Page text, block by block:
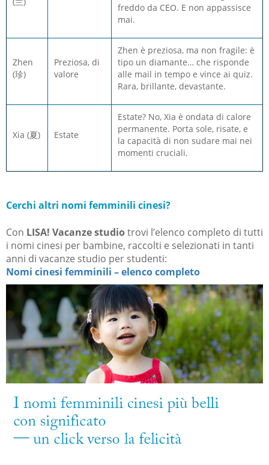
freddo da CEO. E non appassisce
mai.
Zhen
(珍)
Preziosa, di
valore
Zhen è preziosa, ma non fragile: è
tipo un diamante… che risponde
alle mail in tempo e vince ai quiz.
Rara, brillante, devastante.
Xia (夏) Estate
Estate? No, Xia è ondata di calore
permanente. Porta sole, risate, e
la capacità di non sudare mai nei
momenti cruciali.
Cerchi altri nomi femminili cinesi?
Con LISA! Vacanze studiotrovi l’elenco completo di tutti
i nomi cinesi per bambine, raccolti e selezionati in tanti
anni di vacanze studio per studenti:
Nomi cinesi femminili – elenco completo